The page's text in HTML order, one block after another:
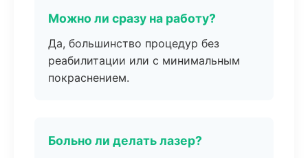
Можно ли сразу на работу?
Да, большинство процедур без
реабилитации или с минимальным
покраснением.
Больно ли делать лазер?